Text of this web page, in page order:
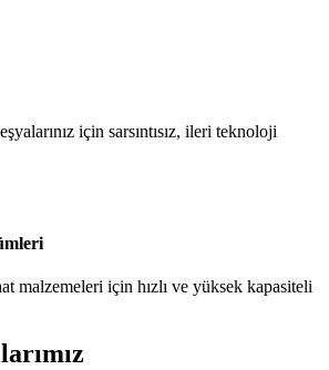
için sarsıntısız, ileri teknoloji
malzemeleri için hızlı ve yüksek kapasiteli